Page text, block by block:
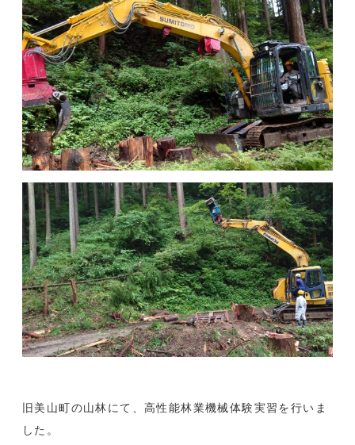
旧美山町の山林にて、高性能林業機械体験実習を行いま
した。